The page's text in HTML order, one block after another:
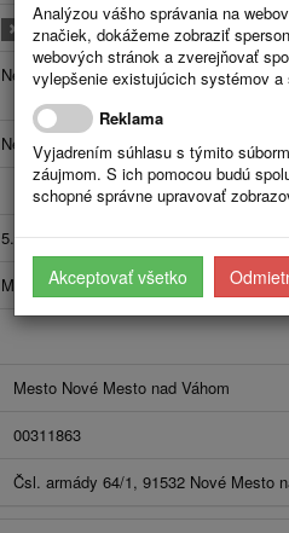
Neviaže
Neviaže
5.11.2025
Mesto Nové Mesto nad Váhom
Mesto Nové Mesto nad Váhom
00311863
Čsl. armády 64/1, 91532 Nové Mesto
Analýzou vášho správania na
značiek, dokážeme zobraziť
webových stránok a zverejňovať
vylepšenie existujúcich systémov
Reklama
Vyjadrením súhlasu s týmito
záujmom. S ich pomocou budú
schopné správne upravovať
Akceptovať všetko